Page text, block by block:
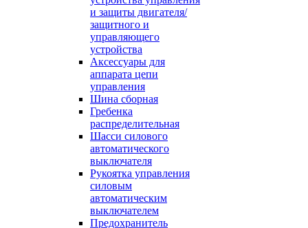
и защиты двигателя/
защитного и
управляющего
устройства
Аксессуары для
аппарата цепи
управления
Шина сборная
Гребенка
распределительная
Шасси силового
автоматического
выключателя
Рукоятка управления
силовым
автоматическим
выключателем
Предохранитель